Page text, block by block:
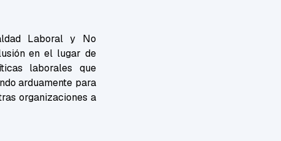
Laboral y No
en el lugar de
laborales que
arduamente para
organizaciones a